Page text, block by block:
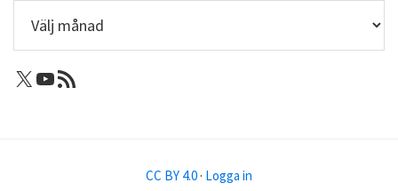
X: Femtejuli
Youtube
RSS-flöde
CC BY 4.0 · Logga in